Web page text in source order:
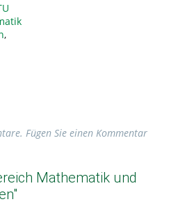
,
Fügen Sie einen Kommentar
Mathematik und